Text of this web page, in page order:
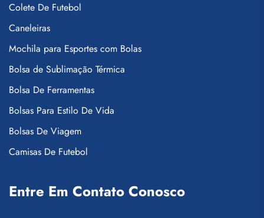
Colete De Futebol
Caneleiras
Mochila para Esportes com Bolas
Bolsa de Sublimação Térmica
Bolsa De Ferramentas
Bolsas Para Estilo De Vida
Bolsas De Viagem
Camisas De Futebol
Entre Em Contato Conosco